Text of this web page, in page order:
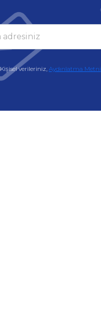
Kişisel verileriniz, Aydınlatma Metni